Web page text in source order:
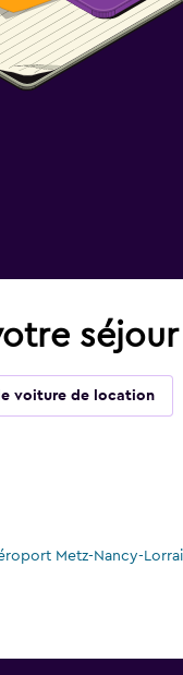
séjour
voiture de location
Metz-Nancy-